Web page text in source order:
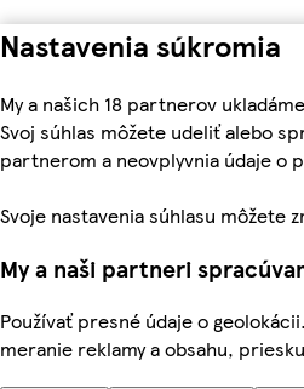
Nastavenia súkromia
My a našich 18 partnerov
Svoj súhlas môžete udeliť alebo
partnerom a neovplyvnia údaje o
Svoje nastavenia súhlasu môžete
My a naši partneri
Používať presné údaje o
meranie reklamy a obsahu,